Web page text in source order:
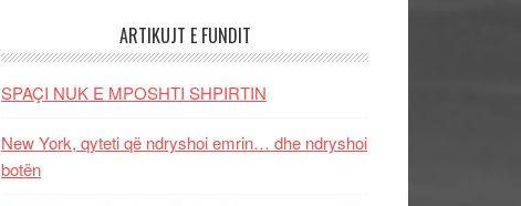
ARTIKUJT E FUNDIT
SPAÇI NUK E MPOSHTI SHPIRTIN
New York, qyteti që ndryshoi emrin… dhe ndryshoi
botën